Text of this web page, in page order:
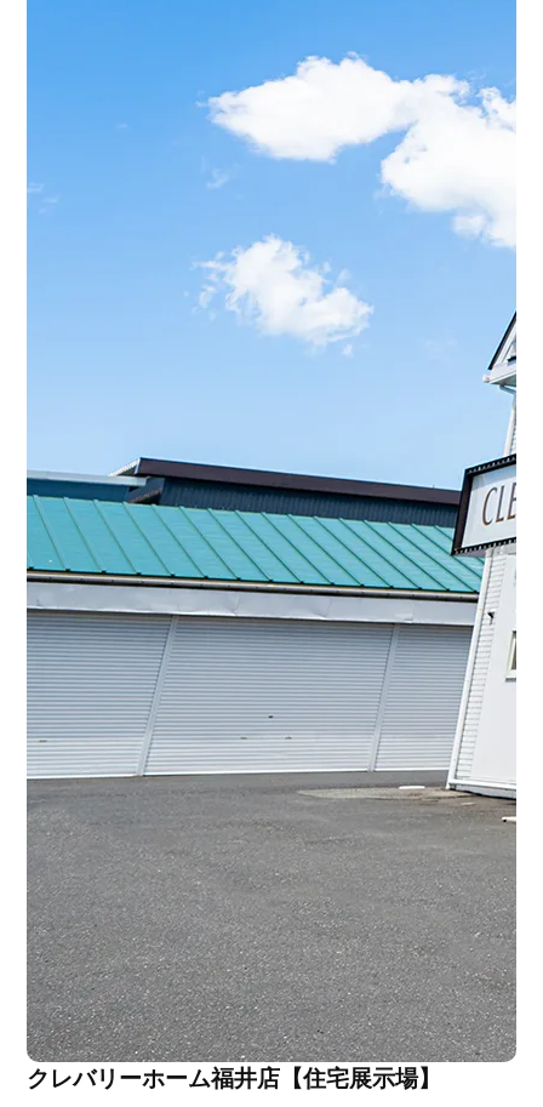
クレバリーホーム福井店【住宅展示場】